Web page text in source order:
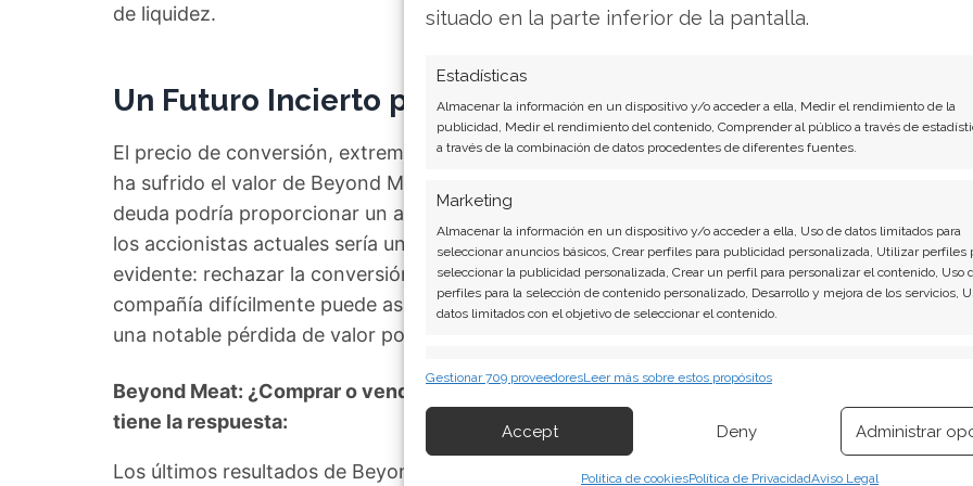
situado en la parte inferior de la pantalla.
Estadísticas
Almacenar la información en un dispositivo y/o acceder a ella, Medir el rendimiento de la
publicidad, Medir el rendimiento del contenido, Comprender al público a través de
a través de la combinación de datos procedentes de diferentes fuentes.
Marketing
Almacenar la información en un dispositivo y/o acceder a ella, Uso de datos limitados para
seleccionar anuncios básicos, Crear perfiles para publicidad personalizada, Utilizar perfiles
seleccionar la publicidad personalizada, Crear un perfil para personalizar el contenido, Uso
perfiles para la selección de contenido personalizado, Desarrollo y mejora de los servicios,
datos limitados con el objetivo de seleccionar el contenido.
información transmitida de forma automática.
Gestionar 709 proveedoresLeer más sobre estos propósitos
Accept Deny Administrar
Política de cookiesPolítica de PrivacidadAviso Legal
de liquidez.
Un Futuro Incierto para la Acción
El precio de conversión, extremadamente bajo, es un testimonio del severo castigo que
ha sufrido el valor de Beyond Meat en el mercado. Aunque la reestructuración de la
deuda podría proporcionar un alivio inmediato a las finanzas de la empresa, el coste para
los accionistas actuales sería una dilución masiva de sus participaciones. El dilema es
evidente: rechazar la conversión supone un desembolso inmediato en metálico que la
compañía difícilmente puede asumir, mientras que aceptarla implica pagar el precio de
una notable pérdida de valor por acción.
Beyond Meat: ¿Comprar o vender? El nuevo Análisis de Beyond Meat del 8 de agosto
tiene la respuesta:
Los últimos resultados de Beyond Meat son contundentes: Acción inmediata requerida